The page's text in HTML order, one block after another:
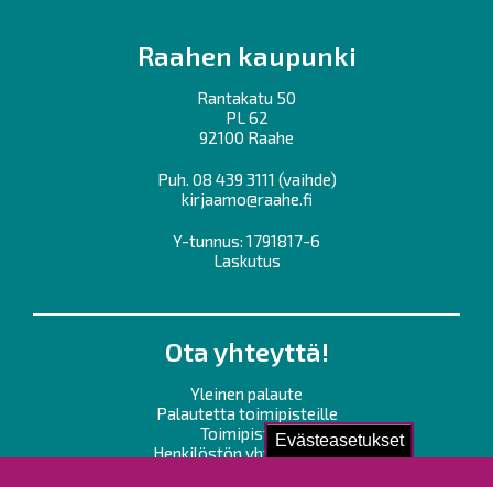
Evästeasetukset
Raahen kaupunki
Rantakatu 50
PL 62
92100 Raahe
Puh. 08 439 3111 (vaihde)
kirjaamo@raahe.fi
Y-tunnus: 1791817-6
Laskutus
Ota yhteyttä!
Yleinen palaute
Palautetta toimipisteille
Toimipisteet
Henkilöstön yhteystiedot